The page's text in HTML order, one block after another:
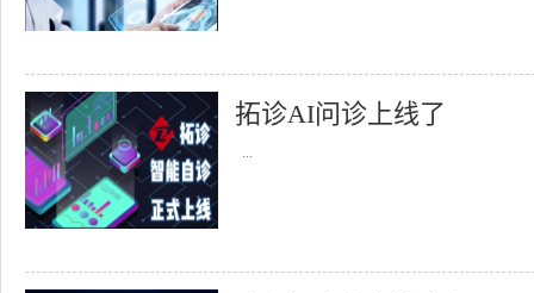
拓诊AI问诊上线了
...